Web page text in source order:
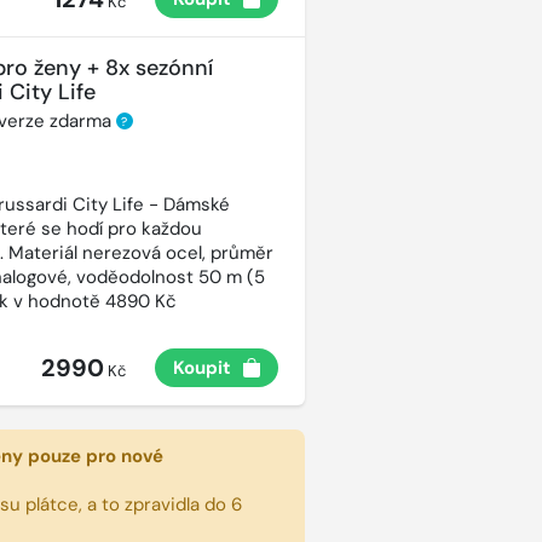
ženy + 8x sezónní
City Life
zdarma ?
City Life - Dámské
se hodí pro každou
Materiál nerezová ocel, průměr
voděodolnost 50 m (5
v hodnotě 4890 Kč
2990Kč Koupit
pouze pro nové
plátce, a to zpravidla do 6